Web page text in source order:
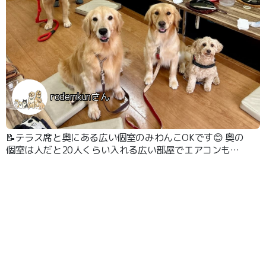
rodemkunさん
📝テラス席と奥にある広い個室のみわんこOKです😊 奥の
個室は人だと20人くらい入れる広い部屋でエアコンも完